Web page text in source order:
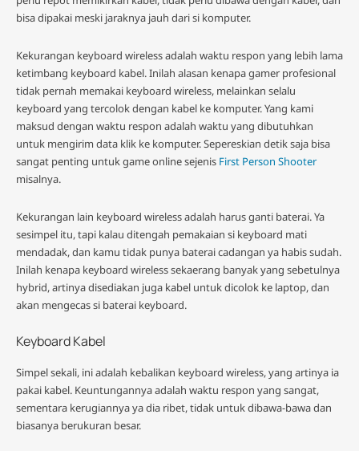
bisa dipakai meski jaraknya jauh dari si komputer.
Kekurangan keyboard wireless adalah waktu respon yang lebih lama
ketimbang keyboard kabel. Inilah alasan kenapa gamer profesional
tidak pernah memakai keyboard wireless, melainkan selalu
keyboard yang tercolok dengan kabel ke komputer. Yang kami
maksud dengan waktu respon adalah waktu yang dibutuhkan
untuk mengirim data klik ke komputer. Sepereskian detik saja bisa
sangat penting untuk game online sejenis First Person Shooter
misalnya.
Kekurangan lain keyboard wireless adalah harus ganti baterai. Ya
sesimpel itu, tapi kalau ditengah pemakaian si keyboard mati
mendadak, dan kamu tidak punya baterai cadangan ya habis sudah.
Inilah kenapa keyboard wireless sekaerang banyak yang sebetulnya
hybrid, artinya disediakan juga kabel untuk dicolok ke laptop, dan
akan mengecas si baterai keyboard.
Keyboard Kabel
Simpel sekali, ini adalah kebalikan keyboard wireless, yang artinya ia
pakai kabel. Keuntungannya adalah waktu respon yang sangat,
sementara kerugiannya ya dia ribet, tidak untuk dibawa-bawa dan
biasanya berukuran besar.